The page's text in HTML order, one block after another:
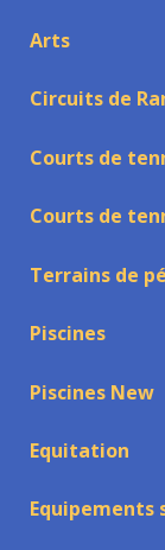
Arts
Circuits de
Courts de
Courts de
Terrains de
Piscines
Piscines New
Equitation
Equipements